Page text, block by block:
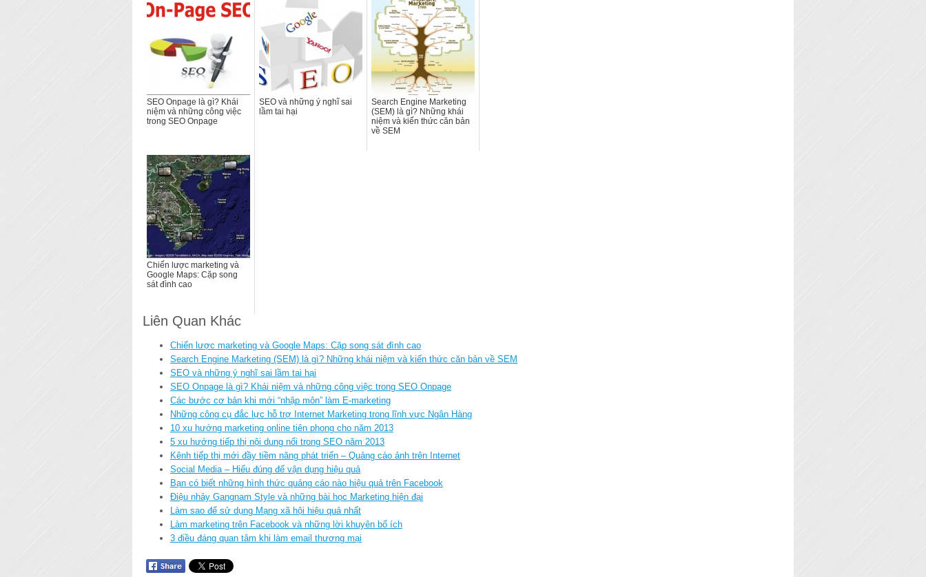
SEO Onpage là gì? Khái
niệm và những công việc
trong SEO Onpage
SEO và những ý nghĩ sai
lầm tai hại
Search Engine Marketing
(SEM) là gì? Những khái
niệm và kiến thức căn bản
về SEM
Chiến lược marketing và
Google Maps: Cặp song
sát đình cao
Liên Quan Khác
Chiến lược marketing và Google Maps: Cặp song sát đình cao
Search Engine Marketing (SEM) là gì? Những khái niệm và kiến thức căn bản về SEM
SEO và những ý nghĩ sai lầm tai hại
SEO Onpage là gì? Khái niệm và những công việc trong SEO Onpage
Các bước cơ bản khi mới “nhập môn” làm E-marketing
Những công cụ đắc lực hỗ trợ Internet Marketing trong lĩnh vực Ngân Hàng
10 xu hướng marketing online tiên phong cho năm 2013
5 xu hướng tiếp thị nội dung nổi trong SEO năm 2013
Kênh tiếp thị mới đầy tiềm năng phát triển – Quảng cáo ảnh trên Internet
Social Media – Hiểu đúng để vận dụng hiệu quả
Bạn có biết những hình thức quảng cáo nào hiệu quả trên Facebook
Điệu nhảy Gangnam Style và những bài học Marketing hiện đại
Làm sao để sử dụng Mạng xã hội hiệu quả nhất
Làm marketing trên Facebook và những lời khuyên bổ ích
3 điều đáng quan tâm khi làm email thương mại